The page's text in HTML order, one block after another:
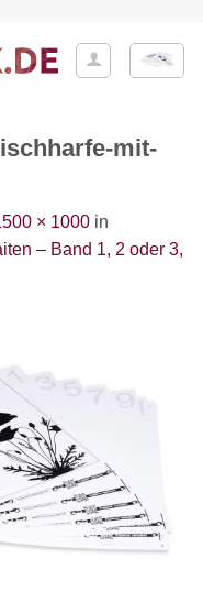
mit-
× 1000 in
– Band 1, 2 oder 3,